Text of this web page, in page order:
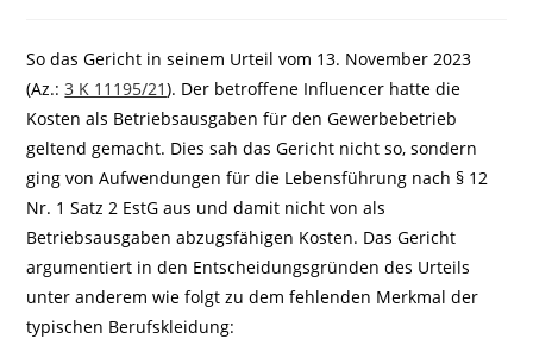
So das Gericht in seinem Urteil vom 13. November 2023
(Az.:3 K 11195/21). Der betroffene Influencer hatte die
Kosten als Betriebsausgaben für den Gewerbebetrieb
geltend gemacht. Dies sah das Gericht nicht so, sondern
ging von Aufwendungen für die Lebensführung nach § 12
Nr. 1 Satz 2 EstG aus und damit nicht von als
Betriebsausgaben abzugsfähigen Kosten. Das Gericht
argumentiert in den Entscheidungsgründen des Urteils
unter anderem wie folgt zu dem fehlenden Merkmal der
typischen Berufskleidung: